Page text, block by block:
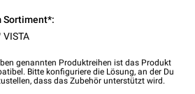
Sortiment*:
VISTA
genannten Produktreihen ist das Produkt
Bitte konfiguriere die Lösung, an der Du
dass das Zubehör unterstützt wird.